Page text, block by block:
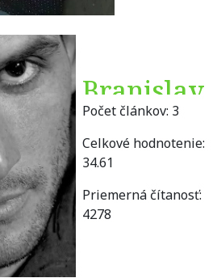
Branislav
Boba
Počet článkov: 3
Celkové hodnotenie:
34.61
Priemerná čítanosť:
4278